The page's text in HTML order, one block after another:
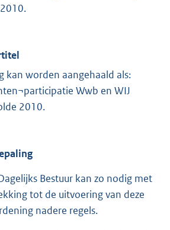
kan worden aangehaald als:
Wwb en WIJ
2010.
Bestuur kan zo nodig met
tot de uitvoering van deze
nadere regels.